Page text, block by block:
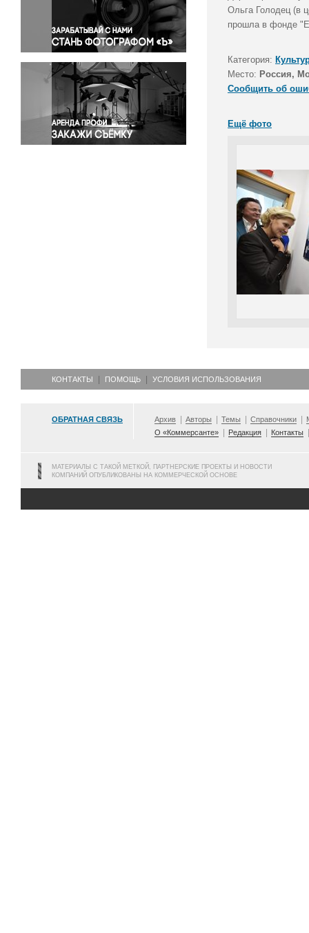
Правосудие
Происшествия и конфликты
Религия
Светская жизнь
Спорт
Экология
Экономика и бизнес
Ольга Голодец (в
прошла в фонде
Категория:
Место: Россия,
Сообщить об
Ещё фото
КОНТАКТЫ ПОМОЩЬ УСЛОВИЯ ИСПОЛЬЗОВАНИЯ
ОБРАТНАЯ СВЯЗЬ Архив Авторы Темы Справочники
О «Коммерсанте»
Редакция Контакты
МАТЕРИАЛЫ С ТАКОЙ МЕТКОЙ, ПАРТНЕРСКИЕ ПРОЕКТЫ И НОВОСТИ
КОМПАНИЙ ОПУБЛИКОВАНЫ НА КОММЕРЧЕСКОЙ ОСНОВЕ